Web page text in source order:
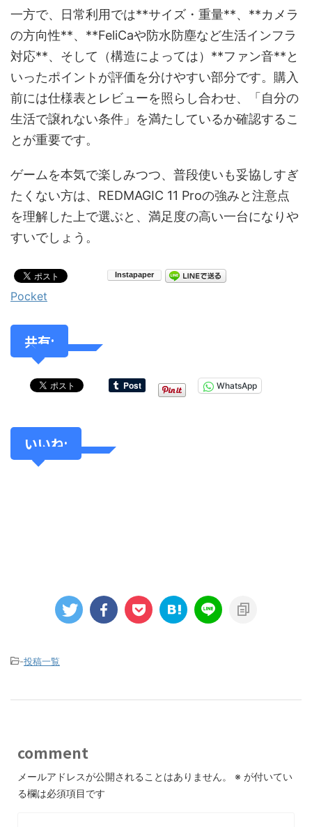
一方で、日常利用では**サイズ・重量**、**カメラ
の方向性**、**FeliCaや防水防塵など生活インフラ
対応**、そして（構造によっては）**ファン音**と
いったポイントが評価を分けやすい部分です。購入
前には仕様表とレビューを照らし合わせ、「自分の
生活で譲れない条件」を満たしているか確認するこ
とが重要です。
ゲームを本気で楽しみつつ、普段使いも妥協しすぎ
たくない方は、REDMAGIC 11 Proの強みと注意点
を理解した上で選ぶと、満足度の高い一台になりや
すいでしょう。
Pocket
共有:
WhatsApp
いいね:
-投稿一覧
comment
メールアドレスが公開されることはありません。 ※ が付いてい
る欄は必須項目です